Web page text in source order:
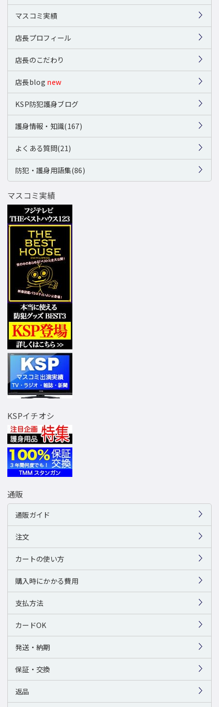
マスコミ実績
店長プロフィール
店長のこだわり
店長blog new
KSP防犯護身ブログ
護身情報・知識(167)
よくある質問(21)
防犯・護身用語集(86)
マスコミ実績
KSPイチオシ
通販
通販ガイド
注文
カートの使い方
購入時にかかる費用
支払方法
カードOK
発送・納期
保証・交換
返品